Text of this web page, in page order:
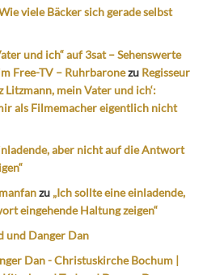
viele Bäcker sich gerade selbst
und ich“ auf 3sat – Sehenswerte
Free-TV – Ruhrbaronezu Regisseur
Litzmann, mein Vater und ich‘:
als Filmemacher eigentlich nicht
aber nicht auf die Antwort
zu „Ich sollte eine einladende,
eingehende Haltung zeigen“
und Danger Dan
Dan - Christuskirche Bochum |